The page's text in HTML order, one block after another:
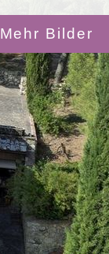
Mehr Bilder